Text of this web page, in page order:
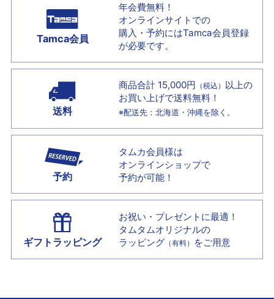
Tamca会員
年会費無料！
オンラインサイトでの
購入・予約にはTamca会員登録
が必要です。
送料
商品合計 15,000円 （税込） 以上の
お買い上げで送料無料！
※配送先：北海道・沖縄を除く。
予約
タムカ会員様は
オンラインショップで
予約が可能！
ギフトラッピング
お祝い・プレゼントに最適！
タムタムオリジナルの
ラッピング （有料） をご用意